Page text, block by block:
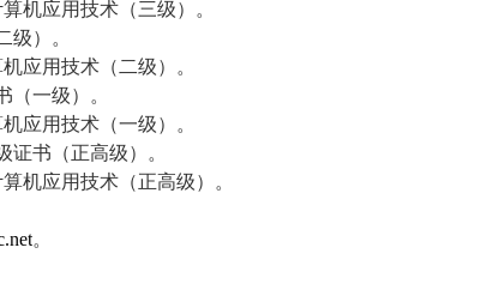
机应用技术（三级）。
级）。
应用技术（二级）。
（一级）。
应用技术（一级）。
证书（正高级）。
机应用技术（正高级）。
。